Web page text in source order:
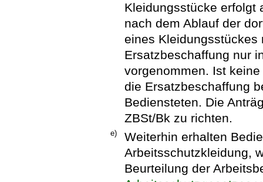
Kleidungsstücke erfolgt
nach dem Ablauf der
eines Kleidungsstückes
Ersatzbeschaffung nur
vorgenommen. Ist
die Ersatzbeschaffung
Bediensteten. Die
ZBSt/Bk zu richten.
e)
Weiterhin erhalten
Arbeitsschutzkleidung,
Beurteilung der